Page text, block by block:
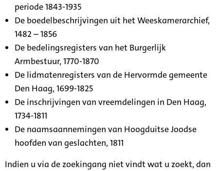
periode 1843-1935
De boedelbeschrijvingen uit het Weeskamerarchief,
1482 – 1856
De bedelingsregisters van het Burgerlijk
Armbestuur, 1770-1870
De lidmatenregisters van de Hervormde gemeente
Den Haag, 1699-1825
De inschrijvingen van vreemdelingen in Den Haag,
1734-1811
De naamsaannemingen van Hoogduitse Joodse
hoofden van geslachten, 1811
Indien u via de zoekingang niet vindt wat u zoekt, dan